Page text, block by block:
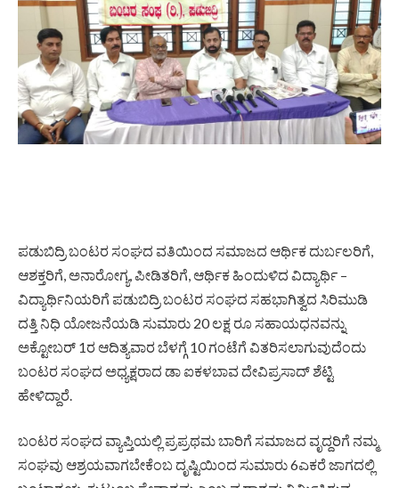
ಪಡುಬಿದ್ರಿ ಬಂಟರ ಸಂಘದ ವತಿಯಿಂದ ಸಮಾಜದ ಆರ್ಥಿಕ ದುರ್ಬಲರಿಗೆ,
ಆಶಕ್ತರಿಗೆ, ಅನಾರೋಗ್ಯ, ಪೀಡಿತರಿಗೆ, ಆರ್ಥಿಕ ಹಿಂದುಳಿದ ವಿದ್ಯಾರ್ಥಿ –
ವಿದ್ಯಾರ್ಥಿನಿಯರಿಗೆ ಪಡುಬಿದ್ರಿ ಬಂಟರ ಸಂಘದ ಸಹಭಾಗಿತ್ವದ ಸಿರಿಮುಡಿ
ದತ್ತಿ ನಿಧಿ ಯೋಜನೆಯಡಿ ಸುಮಾರು 20 ಲಕ್ಷ ರೂ ಸಹಾಯಧನವನ್ನು
ಅಕ್ಟೋಬರ್ 1ರ ಆದಿತ್ಯವಾರ ಬೆಳಗ್ಗೆ 10 ಗಂಟೆಗೆ ವಿತರಿಸಲಾಗುವುದೆಂದು
ಬಂಟರ ಸಂಘದ ಅಧ್ಯಕ್ಷರಾದ ಡಾ ಐಕಳಬಾವ ದೇವಿಪ್ರಸಾದ್ ಶೆಟ್ಟಿ
ಹೇಳಿದ್ದಾರೆ.
ಬಂಟರ ಸಂಘದ ವ್ಯಾಪ್ತಿಯಲ್ಲಿ ಪ್ರಪ್ರಥಮ ಬಾರಿಗೆ ಸಮಾಜದ ವೃದ್ದರಿಗೆ ನಮ್ಮ
ಸಂಘವು ಆಶ್ರಯವಾಗಬೇಕೆಂಬ ದೃಷ್ಟಿಯಿಂದ ಸುಮಾರು 6ಎಕರೆ ಜಾಗದಲ್ಲಿ